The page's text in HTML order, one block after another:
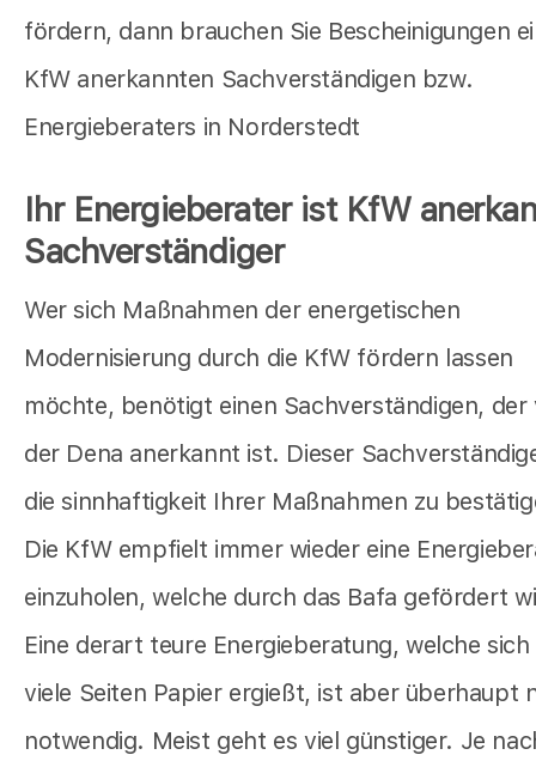
fördern, dann brauchen Sie Bescheinigungen
KfW anerkannten Sachverständigen bzw.
Energieberaters in Norderstedt
Ihr Energieberater ist KfW
Sachverständiger
Wer sich Maßnahmen der energetischen
Modernisierung durch die KfW fördern lassen
möchte, benötigt einen Sachverständigen, der
der Dena anerkannt ist. Dieser
die sinnhaftigkeit Ihrer Maßnahmen zu
Die KfW empfielt immer wieder eine
einzuholen, welche durch das Bafa gefördert
Eine derart teure Energieberatung, welche
viele Seiten Papier ergießt, ist aber überhaupt
notwendig. Meist geht es viel günstiger. Je